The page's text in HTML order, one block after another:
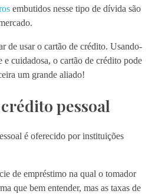
embutidos nesse tipo de dívida são
de usar o cartão de crédito. Usando-
e cuidadosa, o cartão de crédito pode
um grande aliado!
pessoal
é oferecido por instituições
de empréstimo na qual o tomador
que bem entender, mas as taxas de